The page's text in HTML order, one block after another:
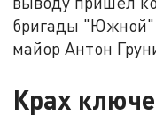
бригады "Южной"
майор Антон
Крах